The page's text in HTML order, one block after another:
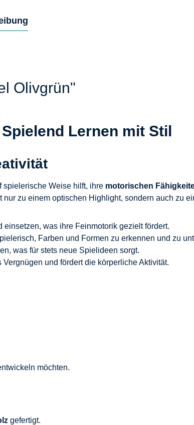
Olivgrün"
Lernen mit Stil
spielerische Weise hilft, ihre motorischen
zu einem optischen Highlight, sondern auch zu
was ihre Feinmotorik gezielt fördert.
Farben und Formen zu erkennen und zu
was für stets neue Spielideen sorgt.
und fördert die körperliche Aktivität.
möchten.
gefertigt.